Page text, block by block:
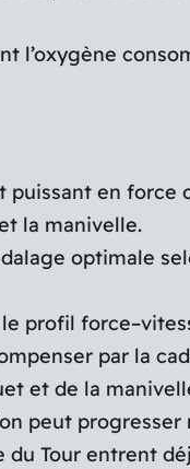
l’oxygène
en force
la manivelle.
optimale
le profil
par la
et de la
peut progresser
du Tour entrent